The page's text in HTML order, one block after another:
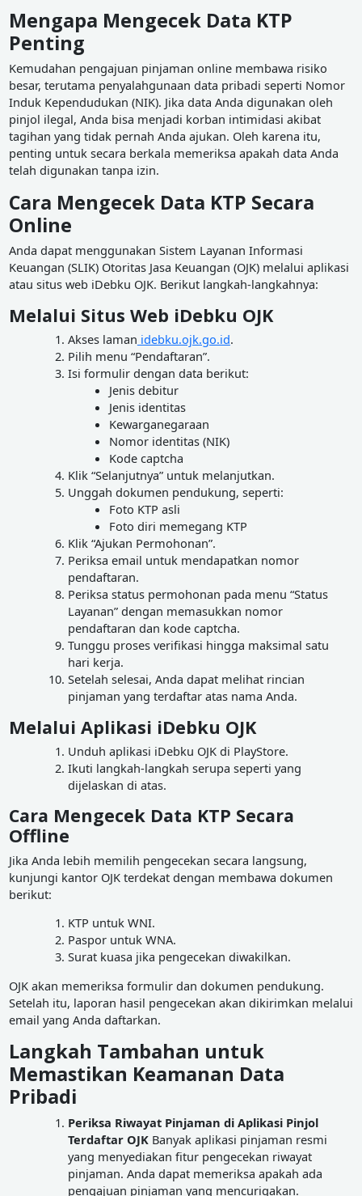
Mengapa Mengecek Data KTP
Penting
Kemudahan pengajuan pinjaman online membawa risiko
besar, terutama penyalahgunaan data pribadi seperti Nomor
Induk Kependudukan (NIK). Jika data Anda digunakan oleh
pinjol ilegal, Anda bisa menjadi korban intimidasi akibat
tagihan yang tidak pernah Anda ajukan. Oleh karena itu,
penting untuk secara berkala memeriksa apakah data Anda
telah digunakan tanpa izin.
Cara Mengecek Data KTP Secara
Online
Anda dapat menggunakan Sistem Layanan Informasi
Keuangan (SLIK) Otoritas Jasa Keuangan (OJK) melalui aplikasi
atau situs web iDebku OJK. Berikut langkah-langkahnya:
Melalui Situs Web iDebku OJK
Akses laman idebku.ojk.go.id.
Pilih menu “Pendaftaran”.
Isi formulir dengan data berikut:
Jenis debitur
Jenis identitas
Kewarganegaraan
Nomor identitas (NIK)
Kode captcha
Klik “Selanjutnya” untuk melanjutkan.
Unggah dokumen pendukung, seperti:
Foto KTP asli
Foto diri memegang KTP
Klik “Ajukan Permohonan”.
Periksa email untuk mendapatkan nomor
pendaftaran.
Periksa status permohonan pada menu “Status
Layanan” dengan memasukkan nomor
pendaftaran dan kode captcha.
Tunggu proses verifikasi hingga maksimal satu
hari kerja.
Setelah selesai, Anda dapat melihat rincian
pinjaman yang terdaftar atas nama Anda.
Melalui Aplikasi iDebku OJK
Unduh aplikasi iDebku OJK di PlayStore.
Ikuti langkah-langkah serupa seperti yang
dijelaskan di atas.
Cara Mengecek Data KTP Secara
Offline
Jika Anda lebih memilih pengecekan secara langsung,
kunjungi kantor OJK terdekat dengan membawa dokumen
berikut:
KTP untuk WNI.
Paspor untuk WNA.
Surat kuasa jika pengecekan diwakilkan.
OJK akan memeriksa formulir dan dokumen pendukung.
Setelah itu, laporan hasil pengecekan akan dikirimkan melalui
email yang Anda daftarkan.
Langkah Tambahan untuk
Memastikan Keamanan Data
Pribadi
Periksa Riwayat Pinjaman di Aplikasi Pinjol
Terdaftar OJKBanyak aplikasi pinjaman resmi
yang menyediakan fitur pengecekan riwayat
pinjaman. Anda dapat memeriksa apakah ada
pengajuan pinjaman yang mencurigakan.